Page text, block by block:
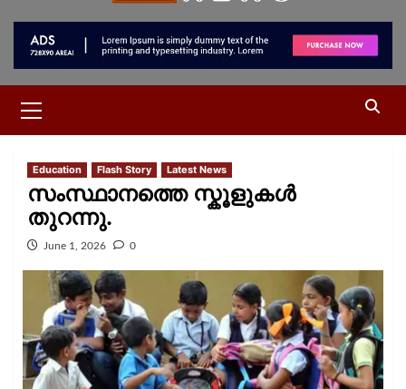
Education Flash Story Latest News
സംസ്ഥാനത്തെ സ്കൂളുകൾ
തുറന്നു.
June 1, 2026 0